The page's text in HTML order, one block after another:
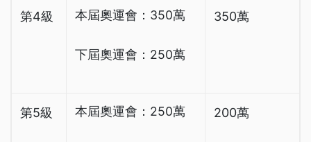
第4級 本屆奧運會：350萬
下屆奧運會：250萬
350萬
第5級 本屆奧運會：250萬 200萬